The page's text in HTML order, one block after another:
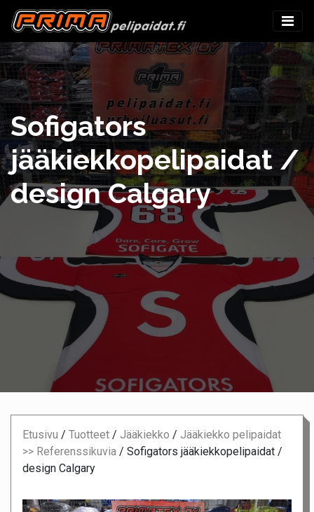
Sofigators
jääkiekkopelipaidat /
design Calgary
Etusivu / Tuotteet / Jääkiekko / Jääkiekko pelipaidat
>> Referenssikuvia / Sofigators jääkiekkopelipaidat /
design Calgary